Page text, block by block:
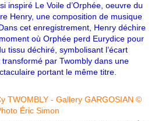
inspiré Le Voile d’Orphée, oeuvre du
Henry, une composition de musique
cet enregistrement, Henry déchire
où Orphée perd Eurydice pour
tissu déchiré, symbolisant l’écart
par Twombly dans une
portant le même titre.